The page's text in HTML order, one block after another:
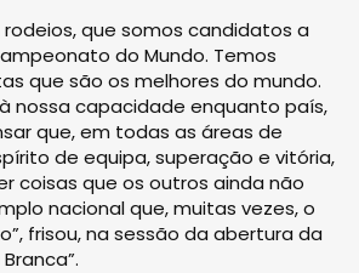
rodeios, que somos candidatos a
do Mundo. Temos
que são os melhores do mundo.
nossa capacidade enquanto país,
que, em todas as áreas de
de equipa, superação e vitória,
coisas que os outros ainda não
nacional que, muitas vezes, o
frisou, na sessão da abertura da